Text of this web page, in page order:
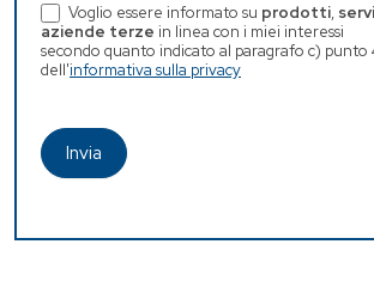
Voglio essere informato su prodotti,
aziende terze in linea con i miei interessi
secondo quanto indicato al paragrafo c) punto
dell'informativa sulla privacy
Invia